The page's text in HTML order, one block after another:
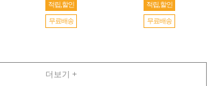
적립,할인
무료배송
적립,할인
무료배송
더보기 +